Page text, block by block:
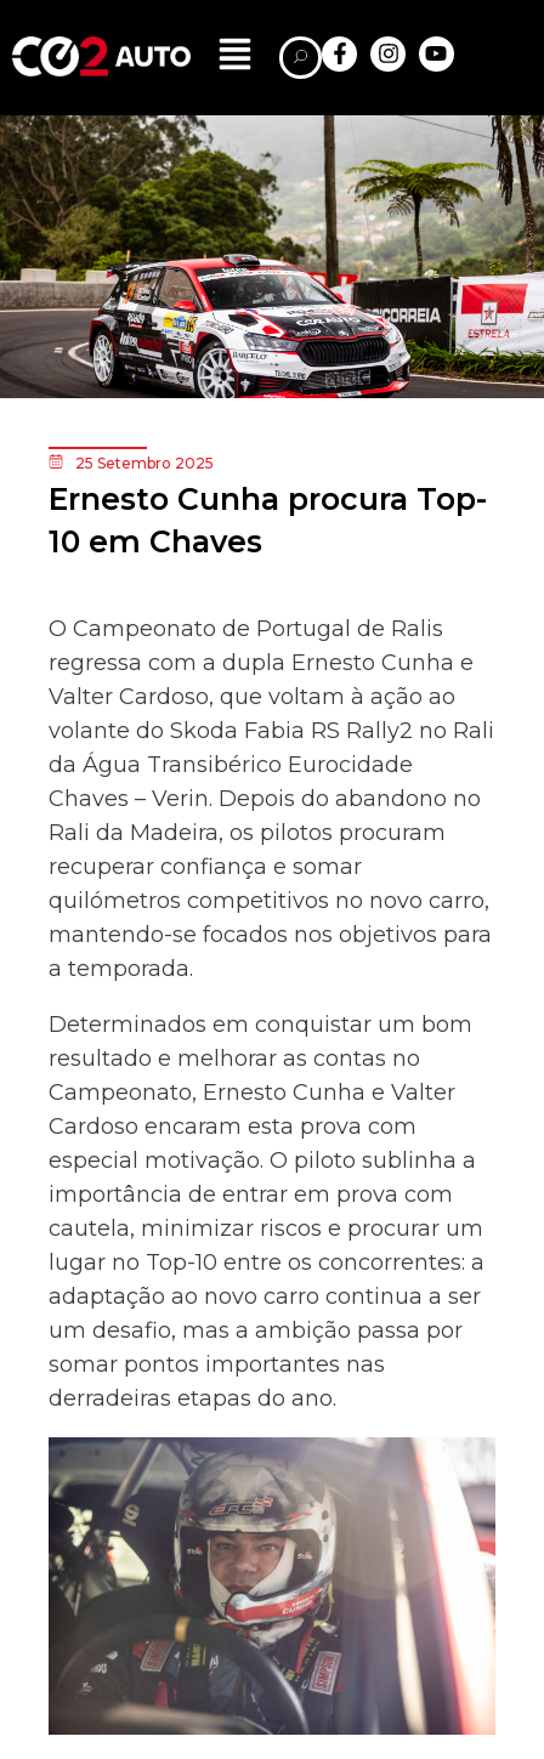
25 Setembro 2025
Ernesto Cunha procura Top-
10 em Chaves
O Campeonato de Portugal de Ralis
regressa com a dupla Ernesto Cunha e
Valter Cardoso, que voltam à ação ao
volante do Skoda Fabia RS Rally2 no Rali
da Água Transibérico Eurocidade
Chaves – Verin. Depois do abandono no
Rali da Madeira, os pilotos procuram
recuperar confiança e somar
quilómetros competitivos no novo carro,
mantendo-se focados nos objetivos para
a temporada.
Determinados em conquistar um bom
resultado e melhorar as contas no
Campeonato, Ernesto Cunha e Valter
Cardoso encaram esta prova com
especial motivação. O piloto sublinha a
importância de entrar em prova com
cautela, minimizar riscos e procurar um
lugar no Top-10 entre os concorrentes: a
adaptação ao novo carro continua a ser
um desafio, mas a ambição passa por
somar pontos importantes nas
derradeiras etapas do ano.